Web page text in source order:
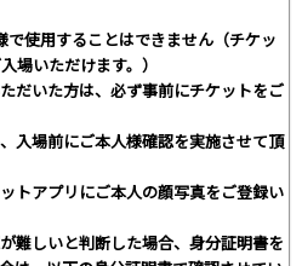
で使用することはできません（チケッ
場いただけます。）
だいた方は、必ず事前にチケットをご
入場前にご本人様確認を実施させて頂
トアプリにご本人の顔写真をご登録い
難しいと判断した場合、身分証明書を